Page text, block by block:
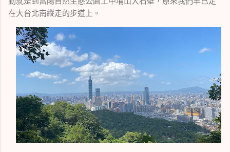
在大台北南縱走的步道上。